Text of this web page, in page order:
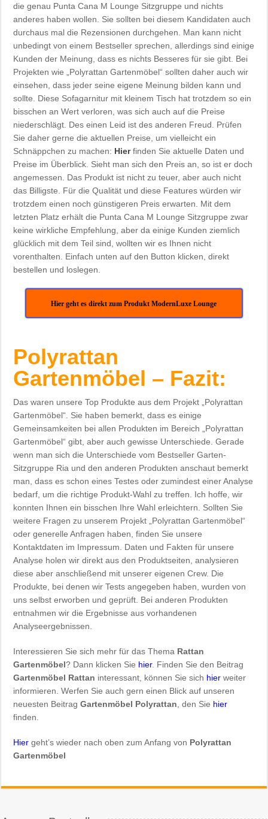
die genau Punta Cana M Lounge Sitzgruppe und nichts
anderes haben wollen. Sie sollten bei diesem Kandidaten auch
durchaus mal die Rezensionen durchgehen. Man kann nicht
unbedingt von einem Bestseller sprechen, allerdings sind einige
Kunden der Meinung, dass es nichts Besseres für sie gibt. Bei
Projekten wie „Polyrattan Gartenmöbel“ sollten daher auch wir
einsehen, dass jeder seine eigene Meinung bilden kann und
sollte. Diese Sofagarnitur mit kleinem Tisch hat trotzdem so ein
bisschen an Wert verloren, was sich auch auf die Preise
niederschlägt. Des einen Leid ist des anderen Freud. Prüfen
Sie daher gerne die aktuellen Preise, um vielleicht ein
Schnäppchen zu machen: Hierfinden Sie aktuelle Daten und
Preise im Überblick. Sieht man sich den Preis an, so ist er doch
angemessen. Das Produkt ist nicht zu teuer, aber auch nicht
das Billigste. Für die Qualität und diese Features würden wir
trotzdem einen noch günstigeren Preis erwarten. Mit dem
letzten Platz erhält die Punta Cana M Lounge Sitzgruppe zwar
keine wirkliche Empfehlung, aber da einige Kunden ziemlich
glücklich mit dem Teil sind, wollten wir es Ihnen nicht
vorenthalten. Einfach unten auf den Button klicken, direkt
bestellen und loslegen.
Hier geht es direkt zum Produkt ModernLuxe Lounge
Polyrattan
Gartenmöbel – Fazit:
Das waren unsere Top Produkte aus dem Projekt „Polyrattan
Gartenmöbel“. Sie haben bemerkt, dass es einige
Gemeinsamkeiten bei allen Produkten im Bereich „Polyrattan
Gartenmöbel“ gibt, aber auch gewisse Unterschiede. Gerade
wenn man sich die Unterschiede vom Bestseller Garten-
Sitzgruppe Ria und den anderen Produkten anschaut bemerkt
man, dass es schon eines Testes oder zumindest einer Analyse
bedarf, um die richtige Produkt-Wahl zu treffen. Ich hoffe, wir
konnten Ihnen ein bisschen Ihre Wahl erleichtern. Sollten Sie
weitere Fragen zu unserem Projekt „Polyrattan Gartenmöbel“
oder generelle Anfragen haben, finden Sie unsere
Kontaktdaten im Impressum. Daten und Fakten für unsere
Analyse holen wir direkt aus den Produktseiten, analysieren
diese aber anschließend mit unserer eigenen Crew. Die
Produkte, bei denen wir Tests angegeben haben, wurden von
uns selbst erworben und geprüft. Bei anderen Produkten
entnahmen wir die Ergebnisse aus vorhandenen
Analyseergebnissen.
Interessieren Sie sich mehr für das Thema Rattan
Gartenmöbel? Dann klicken Sie hier. Finden Sie den Beitrag
Gartenmöbel Rattan interessant, können Sie sich hier weiter
informieren. Werfen Sie auch gern einen Blick auf unseren
neuesten BeitragGartenmöbel Polyrattan , den Sie hier
finden.
Hier geht’s wieder nach oben zum Anfang von Polyrattan
Gartenmöbel